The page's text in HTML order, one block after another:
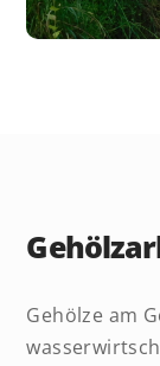
Gehölze am